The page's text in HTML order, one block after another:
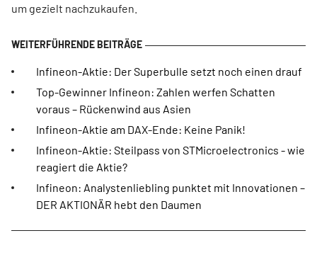
um gezielt nachzukaufen.
Infineon-Aktie: Der Superbulle setzt noch einen drauf
Top-Gewinner Infineon: Zahlen werfen Schatten
voraus – Rückenwind aus Asien
Infineon-Aktie am DAX-Ende: Keine Panik!
Infineon-Aktie: Steilpass von STMicroelectronics - wie
reagiert die Aktie?
Infineon: Analystenliebling punktet mit Innovationen –
DER AKTIONÄR hebt den Daumen